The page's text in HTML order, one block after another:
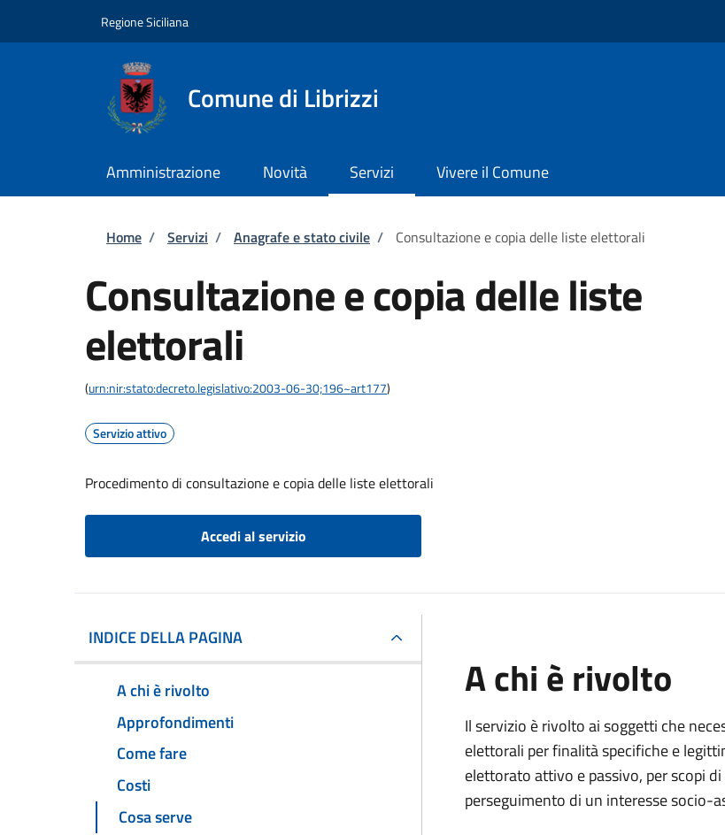
Regione Siciliana
Comune di Librizzi
Amministrazione Novità Servizi Vivere il Comune
Briciole di pane
Home / Servizi / Anagrafe e stato civile / Consultazione e copia delle liste elettorali
Consultazione e copia delle liste
elettorali
(urn:nir:stato:decreto.legislativo:2003-06-30;196~art177)
Servizio attivo
Procedimento di consultazione e copia delle liste elettorali
Accedi al servizio
INDICE DELLA PAGINA
A chi è rivolto
Approfondimenti
Come fare
Costi
Cosa serve
A chi è rivolto
Il servizio è rivolto ai soggetti che
elettorali per finalità specifiche e
elettorato attivo e passivo, per scopi
perseguimento di un interesse socio-